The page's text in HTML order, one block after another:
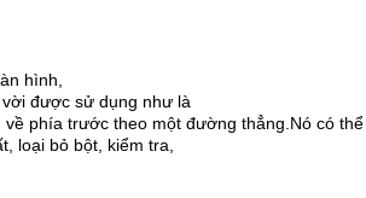
hình,
được sử dụng như là
phía trước theo một đường thẳng.Nó có thể
loại bỏ bột, kiểm tra,